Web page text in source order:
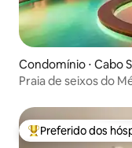
Condomínio ⋅ Cabo
Praia de seixos do
Entre os melhores
Preferido dos